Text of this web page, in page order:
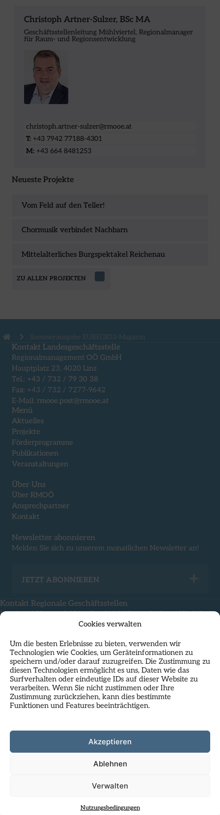
Cookies verwalten
Um die besten Erlebnisse zu bieten, verwenden wir
Technologien wie Cookies, um Geräteinformationen zu
speichern und/oder darauf zuzugreifen. Die Zustimmung zu
diesen Technologien ermöglicht es uns, Daten wie das
Surfverhalten oder eindeutige IDs auf dieser Website zu
verarbeiten. Wenn Sie nicht zustimmen oder Ihre
Zustimmung zurückziehen, kann dies bestimmte
Funktionen und Features beeinträchtigen.
Akzeptieren
Ablehnen
Verwalten
Nutzungsbedingungen
Christoph Artner-Sulzer, BSc MA
Geschäftsstellenleitung Mühlviertel, Regionalmanager
für Raum- und Regionsentwicklung
christoph.artner-sulzer@rmooe.at
T: +43 7942 77188-4301
M: +43 664 8481253
Neueste Projekte
Vom Feld auf den Teller!
Chormusik verbindet Nachbarn
Mittelalterliches Burgspektakel Reichenau
ZU ALLEN PROJEKTEN
Sommerausgabe EUREGIO3-Magazin
Kontakt Landesgeschäftsstelle
Regionalmanagement OÖ GmbH
Hauptplatz 23, 4020 Linz
Tel.: +43 / 732 / 79 30 38
Fax: +43 / 732 / 7277-9642
E-Mail: rmooe.post@rmooe.at
Menü
Aktuelles
Projekte
Förderprogramme
Publikationen
Veranstaltungen
Über Uns
Über RMOÖ
Ansprechpartner
Kontakt
Newsletter abonnieren
Melden Sie sich zu unserem monatlichen Newsletter an!
JETZT ABONNIEREN
Kontakt Regionale Geschäftsstellen
Innviertel-Hausruck|Linz-Land|Mühlviertel|Steyr-Kirchdorf|
|Wels-Eferding
Offene Stellen|Impressum|Compliance|Rechtliches
Nutzungsbedingungen & Datenschutz
HP23residiert das Regionalmanagement
Oberösterreich mit seiner Landesgeschäftsstelle direkt am
Hauptplatz in Linz und nutzt die inspirierende Atmosphäre dieses
hauptplatz23.at